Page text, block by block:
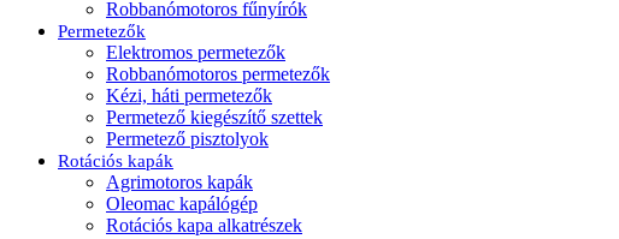
Robbanómotoros fűnyírók
Permetezők
Elektromos permetezők
Robbanómotoros permetezők
Kézi, háti permetezők
Permetező kiegészítő szettek
Permetező pisztolyok
Rotációs kapák
Agrimotoros kapák
Oleomac kapálógép
Rotációs kapa alkatrészek